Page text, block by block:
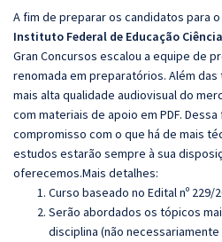
A fim de preparar os candidatos para
Instituto Federal de Educação
Gran Concursos escalou a equipe de
renomada em preparatórios. Além
mais alta qualidade audiovisual do
com materiais de apoio em PDF.
compromisso com o que há de mais
estudos estarão sempre à sua
oferecemos.Mais detalhes:
Curso baseado no Edital nº 229/
Serão abordados os tópicos
disciplina (não